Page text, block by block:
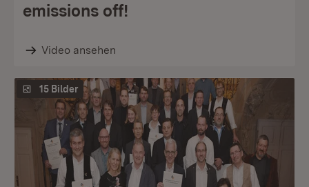
emissions off!
Video ansehen
15 Bilder